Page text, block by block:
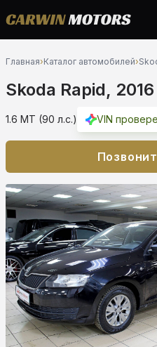
Главная›Каталог автомобилей›
Skoda Rapid, 2016
1.6 MT (90 л.с.) VIN